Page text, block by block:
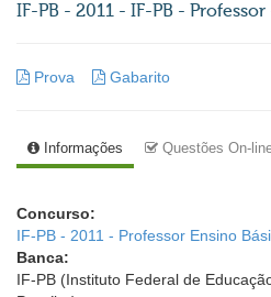
IF-PB - 2011 - IF-PB -
Prova Gabarito
Informações Questões On-
Concurso:
IF-PB - 2011 - Professor Ensino
Banca:
IF-PB (Instituto Federal de